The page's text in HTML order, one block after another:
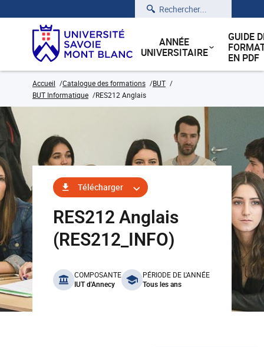
Rechercher
ANNÉE
UNIVERSITAIRE
GUIDE
EN PDF
Accueil Catalogue des formations
BUT
BUT Informatique
RES212 Anglais
Télécharger
RES212 Anglais
(RES212_INFO)
benefits
COMPOSANTE
IUT d'Annecy
PÉRIODE DE L'ANNÉE
Tous les ans